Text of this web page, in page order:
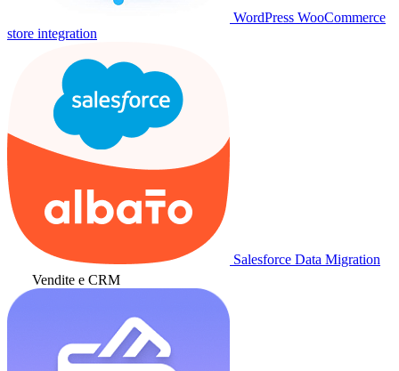
WordPress WooCommerce
store integration
Salesforce Data Migration
Vendite e CRM